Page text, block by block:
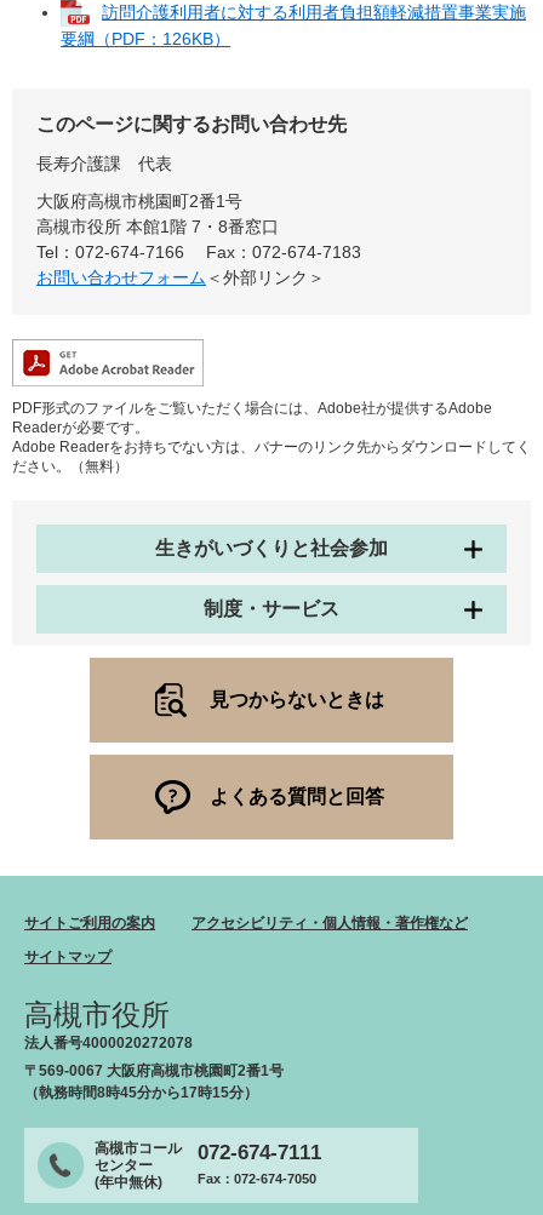
訪問介護利用者に対する利用者負担額軽減措置事業実施
要綱（PDF：126KB）
このページに関するお問い合わせ先
長寿介護課
代表
大阪府高槻市桃園町2番1号
高槻市役所 本館1階 7・8番窓口
Tel：072-674-7166
Fax：072-674-7183
お問い合わせフォーム ＜外部リンク＞
PDF形式のファイルをご覧いただく場合には、Adobe社が提供するAdobe
Readerが必要です。
Adobe Readerをお持ちでない方は、バナーのリンク先からダウンロードしてく
ださい。（無料）
生きがいづくりと社会参加
制度・サービス
見つからないときは
よくある質問と回答
サイトご利用の案内
アクセシビリティ・個人情報・著作権など
サイトマップ
高槻市役所
法人番号4000020272078
〒569-0067 大阪府高槻市桃園町2番1号
（執務時間8時45分から17時15分）
高槻市コール
センター
(年中無休)
072-674-7111
Fax：072-674-7050